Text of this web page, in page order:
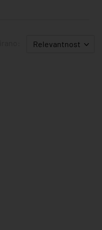
Relevantnost